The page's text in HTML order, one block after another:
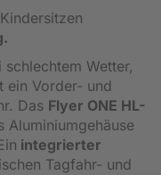
Wetter,
ein Vorder- und
Das Flyer ONE HL-
Aluminiumgehäuse
integrierter
Tagfahr- und